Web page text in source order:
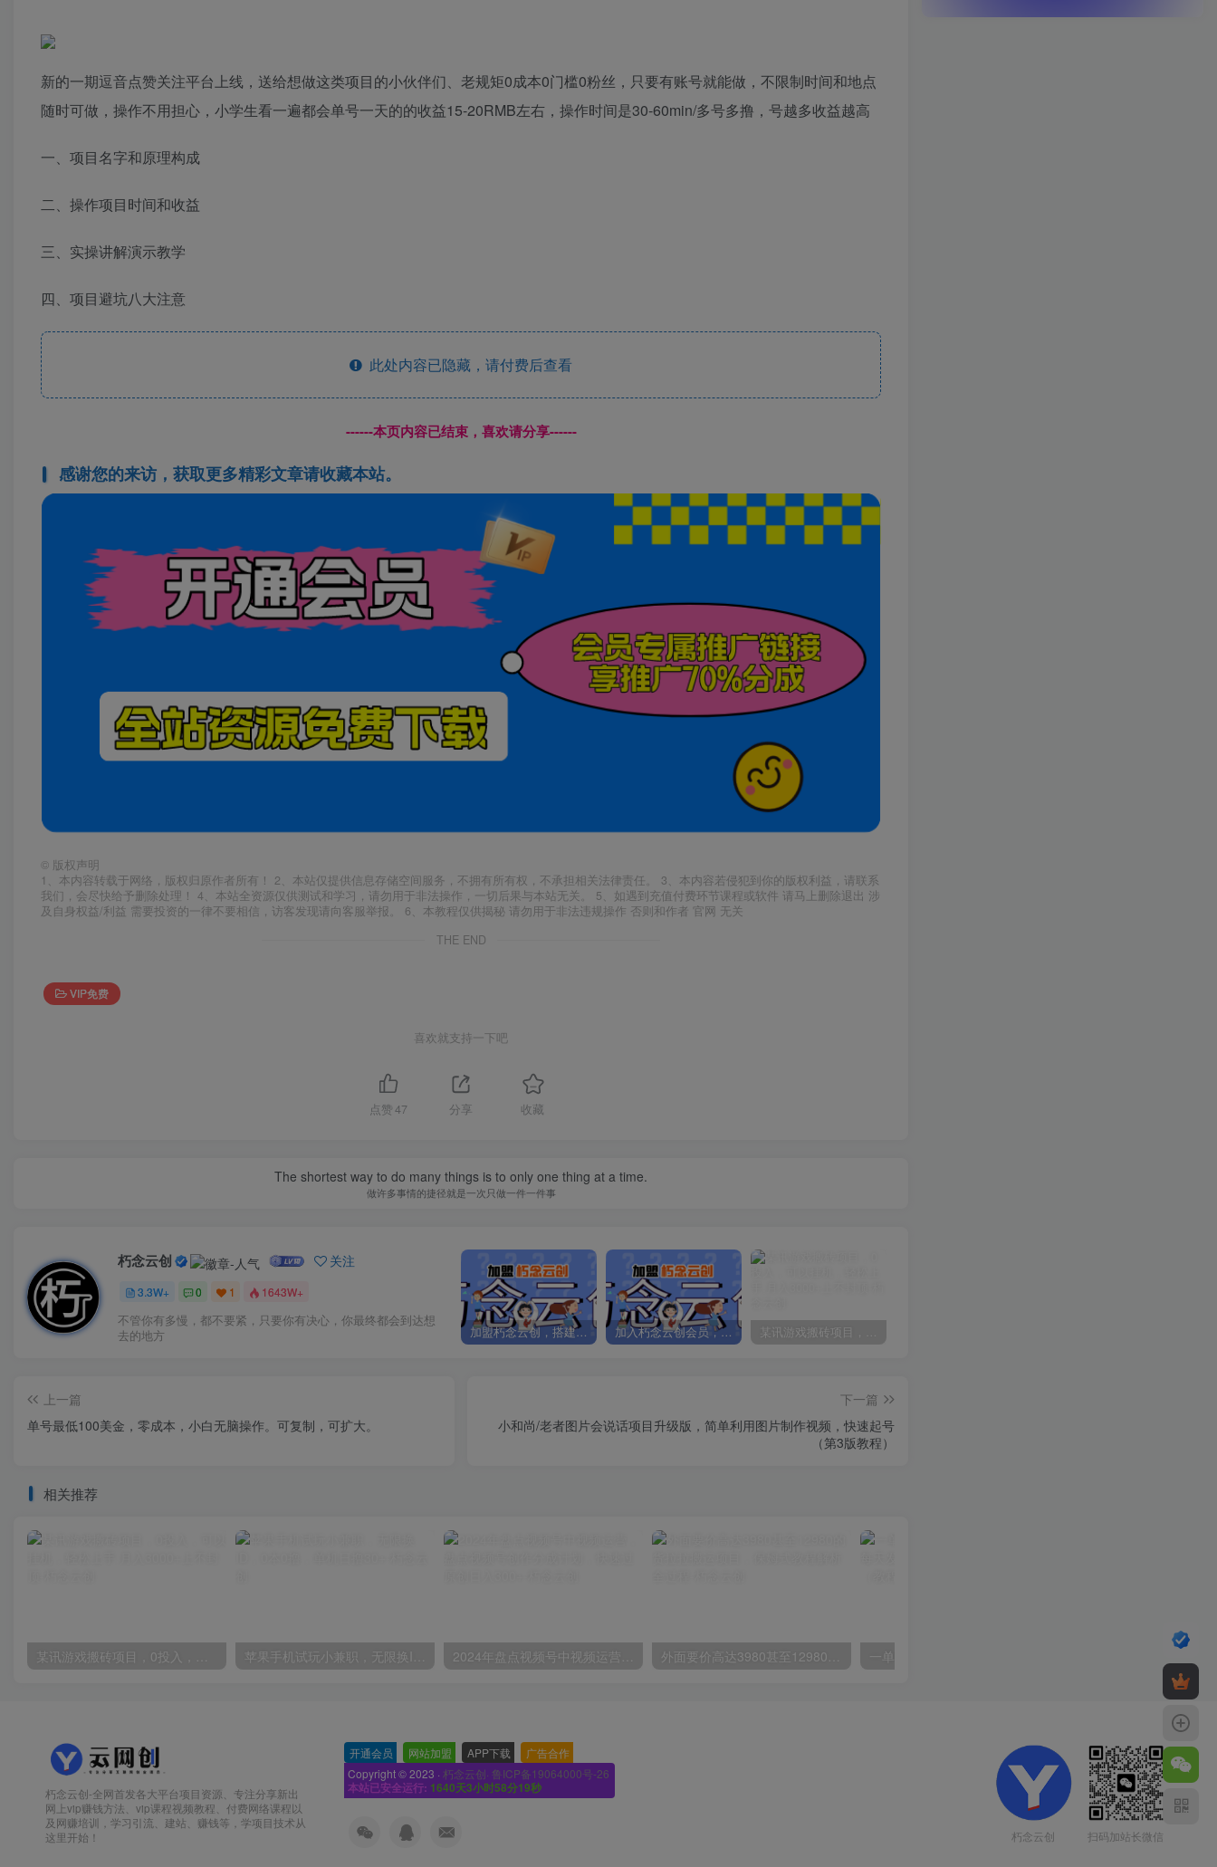
新的一期逗音点赞关注平台上线，送给想做这类项目的小伙伴们、老规矩0成本0门槛0粉丝，只要有账号就能做，不限制时间和地点
随时可做，操作不用担心，小学生看一遍都会单号一天的的收益15-20RMB左右，操作时间是30-60min/多号多撸，号越多收益越高
一、项目名字和原理构成
二、操作项目时间和收益
三、实操讲解演示教学
四、项目避坑八大注意
此处内容已隐藏，请付费后查看
------本页内容已结束，喜欢请分享------
感谢您的来访，获取更多精彩文章请收藏本站。
© 版权声明
1、本内容转载于网络，版权归原作者所有！ 2、本站仅提供信息存储空间服务，不拥有所有权，不承担相关法律责任。 3、本内容若侵犯到你的版权利益，请联系
我们，会尽快给予删除处理！ 4、本站全资源仅供测试和学习，请勿用于非法操作，一切后果与本站无关。 5、如遇到充值付费环节课程或软件 请马上删除退出 涉
及自身权益/利益 需要投资的一律不要相信，访客发现请向客服举报。 6、本教程仅供揭秘 请勿用于非法违规操作 否则和作者 官网 无关
THE END
VIP免费
喜欢就支持一下吧
点赞 47 分享 收藏
The shortest way to do many things is to only one thing at a time.
做许多事情的捷径就是一次只做一件一件事
朽念云创 关注
3.3W+ 0 1 1643W+
不管你有多慢，都不要紧，只要你有决心，你最终都会到达想
去的地方
加盟朽念云创，搭建同款项目资源站，实现日入2000+ 加入朽念云创会员，全站资源免费学习。 某讯游戏搬砖项目，0投入，可以挂机，轻松上手,月入3000+上不封顶
上一篇
单号最低100美金，零成本，小白无脑操作。可复制，可扩大。
下一篇
小和尚/老者图片会说话项目升级版，简单利用图片制作视频，快速起号
（第3版教程）
相关推荐
某讯游戏搬砖项目，0投入，可以挂机，轻松上手,月入3000+上不封顶 苹果手机试玩小兼职，无限换ID，0本0撸，单机日撸30+ 2024年盘点视频号中视频运营，盘点视频号创作分成计划，快速过原创日入300+ 外面要价高达3980甚至12980的货拉拉搬运项目，保姆式教程解析全过程
朽念云创-全网首发各大平台项目资源、专注分享新出
网上vip赚钱方法、vip课程视频教程、付费网络课程以
及网赚培训，学习引流、建站、赚钱等，学项目技术从
这里开始！
开通会员 网站加盟 APP下载 广告合作
Copyright © 2023 · 朽念云创· 鲁ICP备19064000号-26
本站已安全运行: 1640天3小时58分21秒
朽念云创 扫码加站长微信